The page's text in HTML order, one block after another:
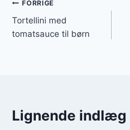
Indlægsnavigation
FORRIGE
Tortellini med
tomatsauce til børn
Lignende indlæg